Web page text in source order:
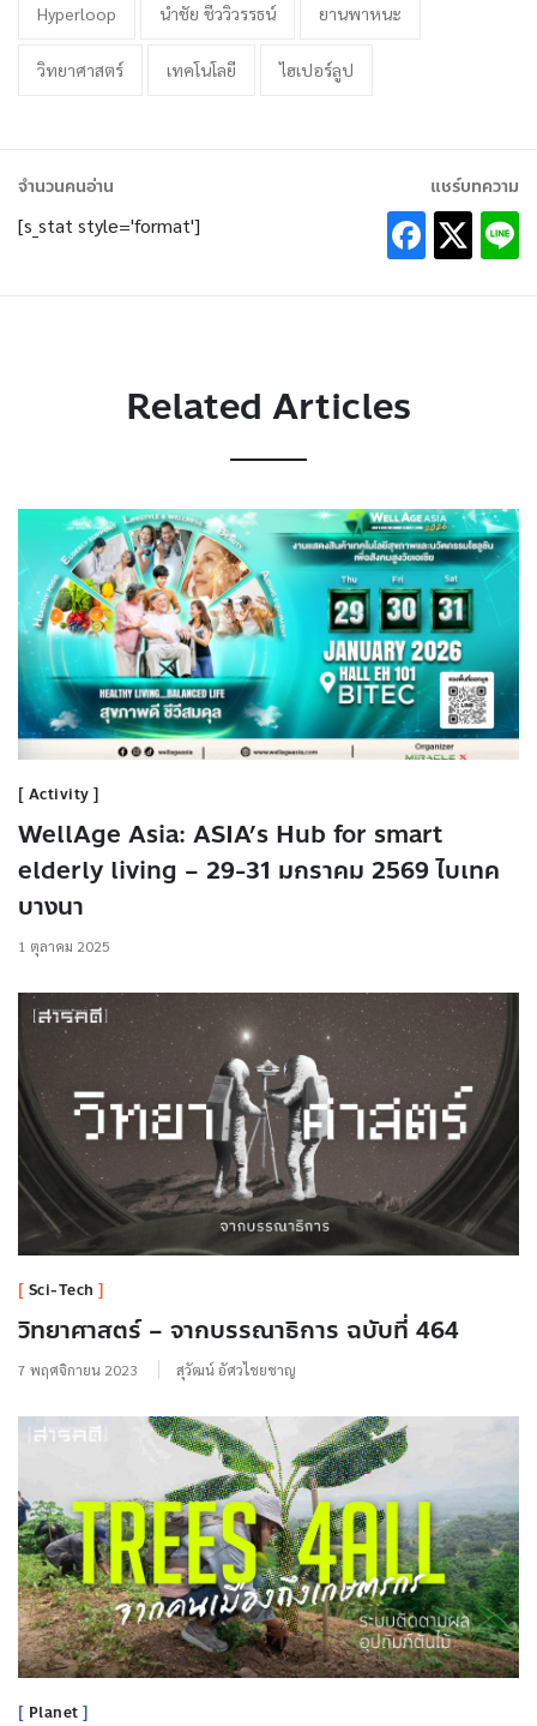
Hyperloop นำชัย ชีววิวรรธน์ ยานพาหนะ
วิทยาศาสตร์ เทคโนโลยี ไฮเปอร์ลูป
จำนวนคนอ่าน
[s_stat style='format']
แชร์บทความ
Related Articles
Activity
WellAge Asia: ASIA’s Hub for smart
elderly living – 29-31 มกราคม 2569 ไบเทค
บางนา
1 ตุลาคม 2025
Sci-Tech
วิทยาศาสตร์ – จากบรรณาธิการ ฉบับที่ 464
7 พฤศจิกายน 2023 สุวัฒน์ อัศวไชยชาญ
Planet